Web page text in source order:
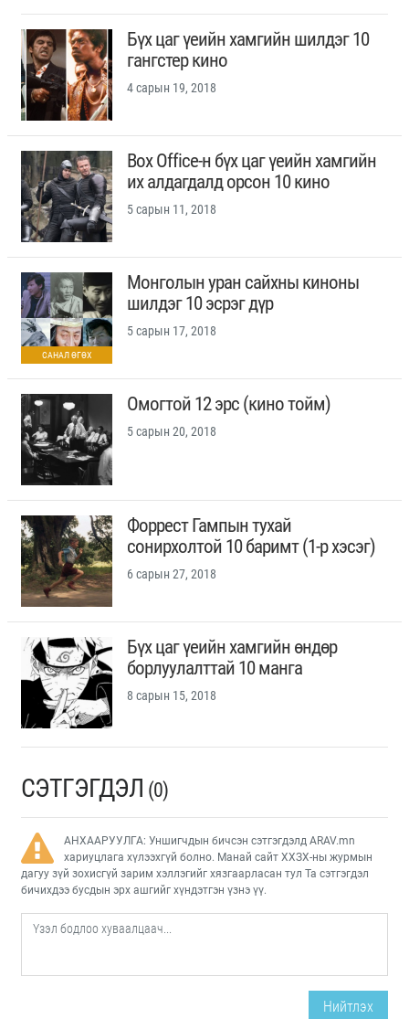
Бүх цаг үеийн хамгийн шилдэг 10
гангстер кино
4 сарын 19, 2018
Box Office-н бүх цаг үеийн хамгийн
их алдагдалд орсон 10 кино
5 сарын 11, 2018
Монголын уран сайхны киноны
шилдэг 10 эсрэг дүр
5 сарын 17, 2018
Омогтой 12 эрс (кино тойм)
5 сарын 20, 2018
Форрест Гампын тухай
сонирхолтой 10 баримт (1-р хэсэг)
6 сарын 27, 2018
Бүх цаг үеийн хамгийн өндөр
борлуулалттай 10 манга
8 сарын 15, 2018
СЭТГЭГДЭЛ (0)
АНХААРУУЛГА: Уншигчдын бичсэн сэтгэгдэлд ARAV.mn
хариуцлага хүлээхгүй болно. Манай сайт ХХЗХ-ны журмын
дагуу зүй зохисгүй зарим хэллэгийг хязгаарласан тул Та сэтгэгдэл
бичихдээ бусдын эрх ашгийг хүндэтгэн үзнэ үү.
Нийтлэх